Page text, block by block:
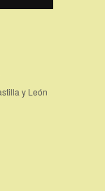
y León